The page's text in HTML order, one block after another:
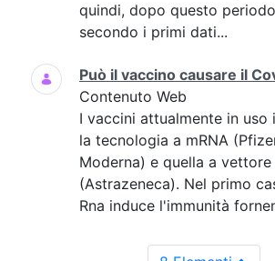
quindi, dopo questo
secondo i primi dati...
Può il vaccino causare il
Contenuto Web
I vaccini attualmente in uso
la tecnologia a mRNA
Moderna) e quella a
(Astrazeneca). Nel primo
Rna induce l'immunità